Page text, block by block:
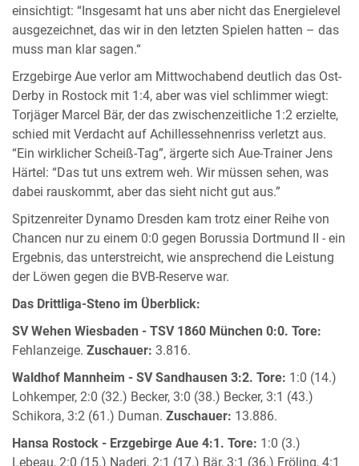
einsichtigt: “Insgesamt hat uns aber nicht das Energielevel
ausgezeichnet, das wir in den letzten Spielen hatten – das
muss man klar sagen.“
Erzgebirge Aue verlor am Mittwochabend deutlich das Ost-
Derby in Rostock mit 1:4, aber was viel schlimmer wiegt:
Torjäger Marcel Bär, der das zwischenzeitliche 1:2 erzielte,
schied mit Verdacht auf Achillessehnenriss verletzt aus.
“Ein wirklicher Scheiß-Tag”, ärgerte sich Aue-Trainer Jens
Härtel: “Das tut uns extrem weh. Wir müssen sehen, was
dabei rauskommt, aber das sieht nicht gut aus.”
Spitzenreiter Dynamo Dresden kam trotz einer Reihe von
Chancen nur zu einem 0:0 gegen Borussia Dortmund II - ein
Ergebnis, das unterstreicht, wie ansprechend die Leistung
der Löwen gegen die BVB-Reserve war.
Das Drittliga-Steno im Überblick:
SV Wehen Wiesbaden - TSV 1860 München 0:0. Tore:
Fehlanzeige. Zuschauer: 3.816.
Waldhof Mannheim - SV Sandhausen 3:2. Tore: 1:0 (14.)
Lohkemper, 2:0 (32.) Becker, 3:0 (38.) Becker, 3:1 (43.)
Schikora, 3:2 (61.) Duman. Zuschauer: 13.886.
Hansa Rostock - Erzgebirge Aue 4:1. Tore: 1:0 (3.)
Lebeau, 2:0 (15.) Naderi, 2:1 (17.) Bär, 3:1 (36.) Fröling, 4:1